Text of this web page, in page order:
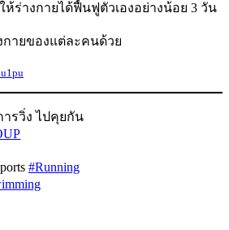
ร่างกายได้ฟื้นฟูตัวเองอย่างน้อย 3 วัน
ายของแต่ละคนด้วย
ารวิ่ง ไปคุยกัน
#Running